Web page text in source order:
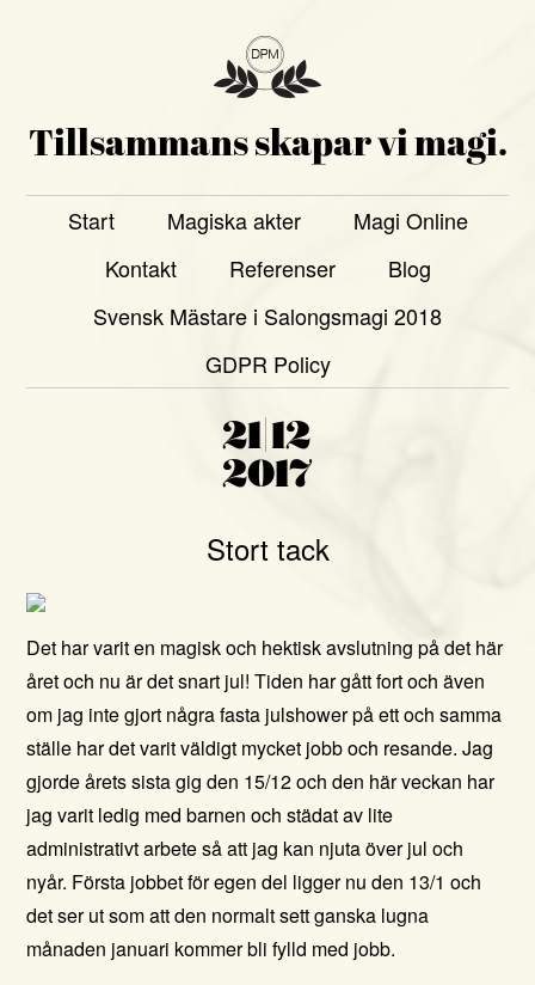
Tillsammans skapar vi magi.
Start Magiska akter
Magi Online
Kontakt
Referenser
Blog
Svensk Mästare i Salongsmagi 2018
GDPR Policy
21|12
2017
Stort tack
Det har varit en magisk och hektisk avslutning på det här
året och nu är det snart jul! Tiden har gått fort och även
om jag inte gjort några fasta julshower på ett och samma
ställe har det varit väldigt mycket jobb och resande. Jag
gjorde årets sista gig den 15/12 och den här veckan har
jag varit ledig med barnen och städat av lite
administrativt arbete så att jag kan njuta över jul och
nyår. Första jobbet för egen del ligger nu den 13/1 och
det ser ut som att den normalt sett ganska lugna
månaden januari kommer bli fylld med jobb.